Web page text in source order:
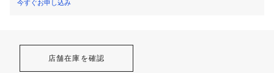
今すぐお申し込み
店舗在庫を確認